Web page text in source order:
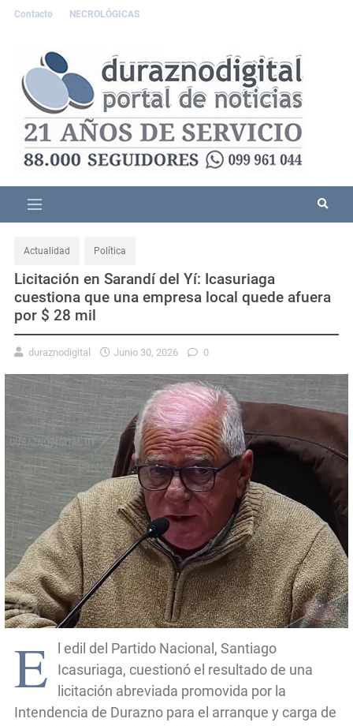
Contacto NECROLÓGICAS
Actualidad Política
Licitación en Sarandí del Yí: Icasuriaga
cuestiona que una empresa local quede afuera
por $ 28 mil
duraznodigital Junio 30, 2026 0
E
l edil del Partido Nacional, Santiago
Icasuriaga, cuestionó el resultado de una
licitación abreviada promovida por la
Intendencia de Durazno para el arranque y carga de